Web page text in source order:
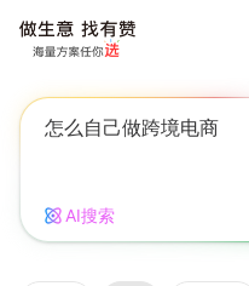
AI搜索